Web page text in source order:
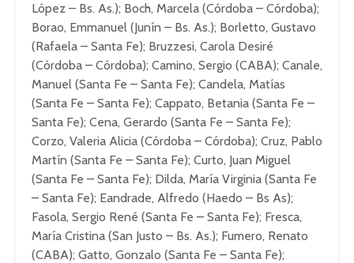
López – Bs. As.); Boch, Marcela (Córdoba – Córdoba);
Borao, Emmanuel (Junín – Bs. As.); Borletto, Gustavo
(Rafaela – Santa Fe); Bruzzesi, Carola Desiré
(Córdoba – Córdoba); Camino, Sergio (CABA); Canale,
Manuel (Santa Fe – Santa Fe); Candela, Matías
(Santa Fe – Santa Fe); Cappato, Betania (Santa Fe –
Santa Fe); Cena, Gerardo (Santa Fe – Santa Fe);
Corzo, Valeria Alicia (Córdoba – Córdoba); Cruz, Pablo
Martín (Santa Fe – Santa Fe); Curto, Juan Miguel
(Santa Fe – Santa Fe); Dilda, María Virginia (Santa Fe
– Santa Fe); Eandrade, Alfredo (Haedo – Bs As);
Fasola, Sergio René (Santa Fe – Santa Fe); Fresca,
María Cristina (San Justo – Bs. As.); Fumero, Renato
(CABA); Gatto, Gonzalo (Santa Fe – Santa Fe);